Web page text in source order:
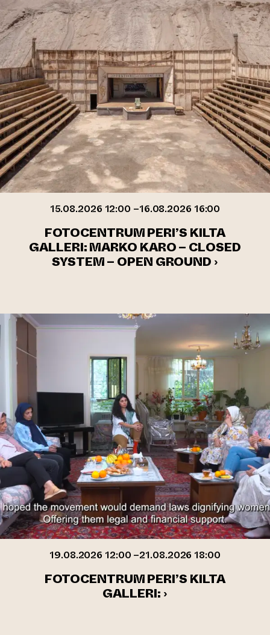
15.08.2026 12:00 –16.08.2026 16:00
FOTOCENTRUM PERI’S KILTA
GALLERI: MARKO KARO – CLOSED
SYSTEM – OPEN GROUND ›
19.08.2026 12:00 –21.08.2026 18:00
FOTOCENTRUM PERI’S KILTA
GALLERI: ›